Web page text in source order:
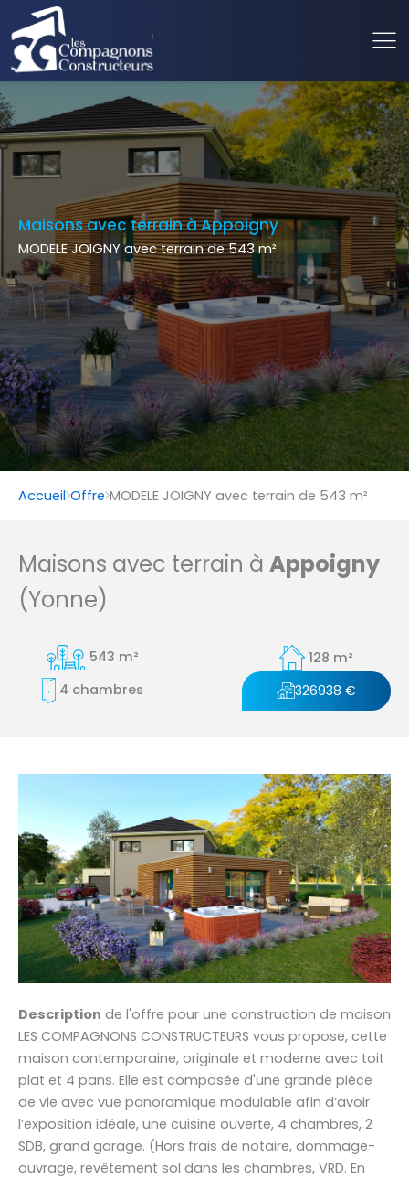
Maisons avec terrain à Appoigny
MODELE JOIGNY avec terrain de 543 m²
Accueil Offre MODELE JOIGNY avec terrain de 543 m²
Maisons avec terrain à Appoigny
(Yonne)
543 m²
128 m²
4 chambres
326938 €
Description de l'offre pour une construction de maison
LES COMPAGNONS CONSTRUCTEURS vous propose, cette
maison contemporaine, originale et moderne avec toit
plat et 4 pans. Elle est composée d'une grande pièce
de vie avec vue panoramique modulable afin d’avoir
l’exposition idéale, une cuisine ouverte, 4 chambres, 2
SDB, grand garage. (Hors frais de notaire, dommage-
ouvrage, revêtement sol dans les chambres, VRD. En